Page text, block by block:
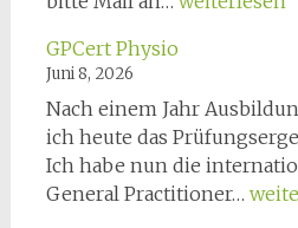
am
GPCert Physio
Juni 8, 2026
Nach einem Jahr
ich heute das
Ich habe nun die
General Practitioner…